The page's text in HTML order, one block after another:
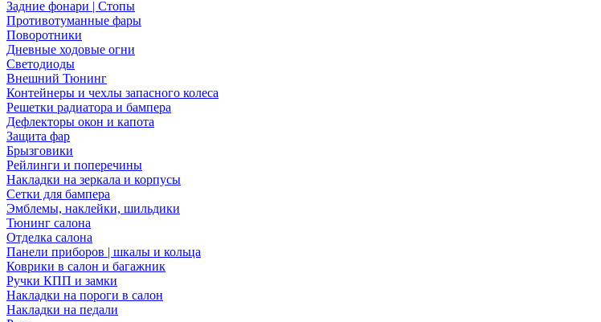
Задние фонари | Стопы
Противотуманные фары
Поворотники
Дневные ходовые огни
Светодиоды
Внешний Тюнинг
Контейнеры и чехлы запасного колеса
Решетки радиатора и бампера
Дефлекторы окон и капота
Защита фар
Брызговики
Рейлинги и поперечины
Накладки на зеркала и корпусы
Сетки для бампера
Эмблемы, наклейки, шильдики
Тюнинг салона
Отделка салона
Панели приборов | шкалы и кольца
Коврики в салон и багажник
Ручки КПП и замки
Накладки на пороги в салон
Накладки на педали